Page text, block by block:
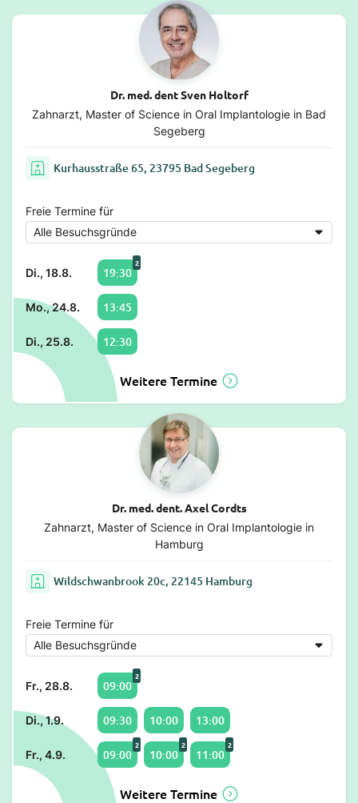
Dr. med. dent Sven Holtorf
Zahnarzt, Master of Science in Oral Implantologie in Bad
Segeberg
Kurhausstraße 65, 23795 Bad Segeberg
Freie Termine für
Di., 18.8. 19:30
2
Mo., 24.8. 13:45
Di., 25.8. 12:30
Weitere Termine
Dr. med. dent. Axel Cordts
Zahnarzt, Master of Science in Oral Implantologie in
Hamburg
Wildschwanbrook 20c, 22145 Hamburg
Freie Termine für
Fr., 28.8. 09:00
2
Di., 1.9. 09:30 10:00 13:00
Fr., 4.9. 09:00
2
10:00
2
11:00
2
Weitere Termine